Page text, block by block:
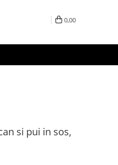
0,00
si pui in sos,